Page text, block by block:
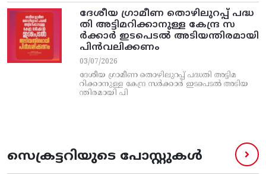
ദേശീയ ഗ്രാമീണ തൊഴിലുറപ്പ്‌ പദ്ധ
തി അട്ടിമറിക്കാനുള്ള കേന്ദ്ര സ
ര്‍ക്കാര്‍ ഇടപെടല്‍ അടിയന്തിരമായി
പിന്‍വലിക്കണം
03/07/2026
ദേശീയ ഗ്രാമീണ തൊഴിലുറപ്പ്‌ പദ്ധതി അട്ടിമ
റിക്കാനുള്ള കേന്ദ്ര സര്‍ക്കാര്‍ ഇടപെടല്‍ അടിയ
ന്തിരമായി പി
സെക്രട്ടറിയുടെ പോസ്റ്റുകൾ